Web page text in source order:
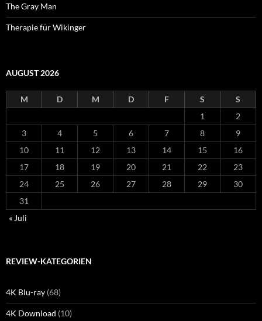
The Gray Man
Therapie für Wikinger
AUGUST 2026
M D M D F S
S
1
2
3
4 5 6 7 8
9
10
11 12 13 14 15
16
17
18 19 20 21 22
23
24
25 26 27 28 29
30
31
« Juli
REVIEW-KATEGORIEN
4K Blu-ray (68)
4K Download (10)